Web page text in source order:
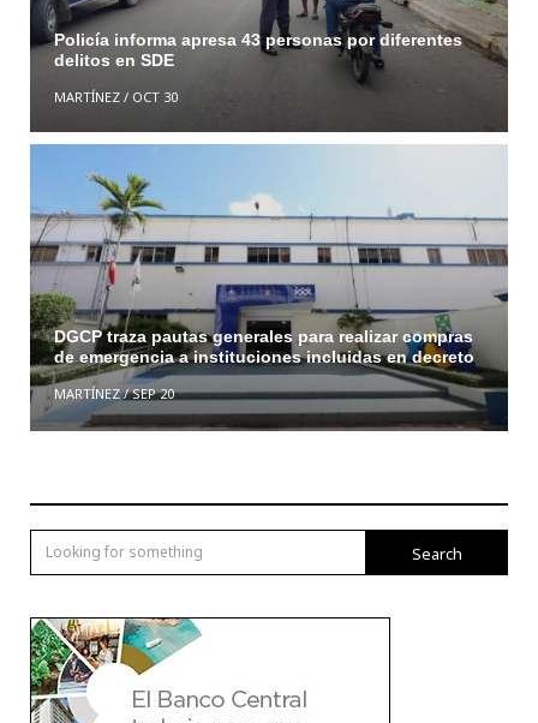
Policía informa apresa 43 personas por diferentes
delitos en SDE
MARTÍNEZ/ OCT 30
DGCP traza pautas generales para realizar compras
de emergencia a instituciones incluidas en decreto
MARTÍNEZ/SEP 20
Search